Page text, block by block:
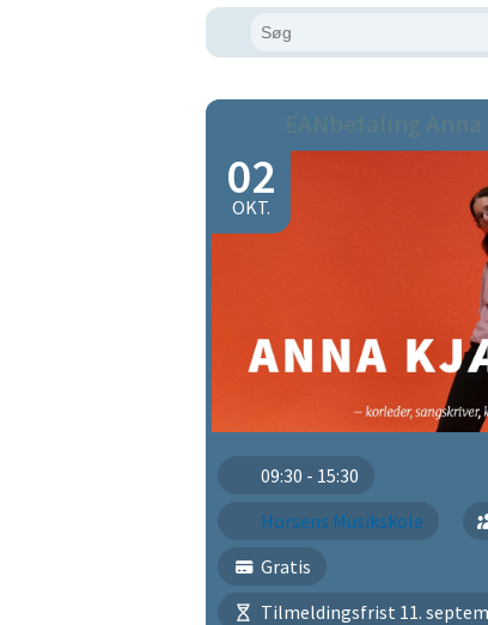
02
OKT.
09:30 - 15:30
Horsens Musikskole
Gratis
Tilmeldingsfrist 11.